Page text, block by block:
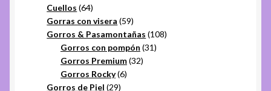
Cuellos 6464
productos
Gorras con visera 5959
productos
Gorros & Pasamontañas 108108
Gorros con pompón 3131
Gorros Premium 3232
Gorros Rocky 66
Gorros de Piel 2929